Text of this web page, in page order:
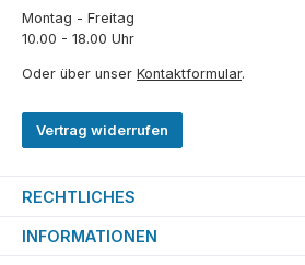
Montag - Freitag
10.00 - 18.00 Uhr
Oder über unser Kontaktformular.
Vertrag widerrufen
RECHTLICHES
INFORMATIONEN